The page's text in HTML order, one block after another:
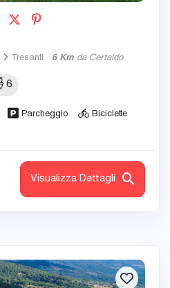
Tresanti 6 Km da Certaldo
6
Parcheggio
Biciclette
Visualizza Dettagli